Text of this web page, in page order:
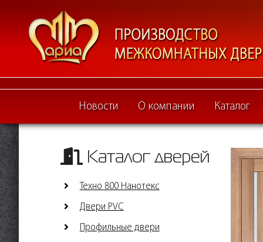
Новости О компании Каталог
Каталог дверей
Техно 800 Нанотекс
Двери PVC
Профильные двери